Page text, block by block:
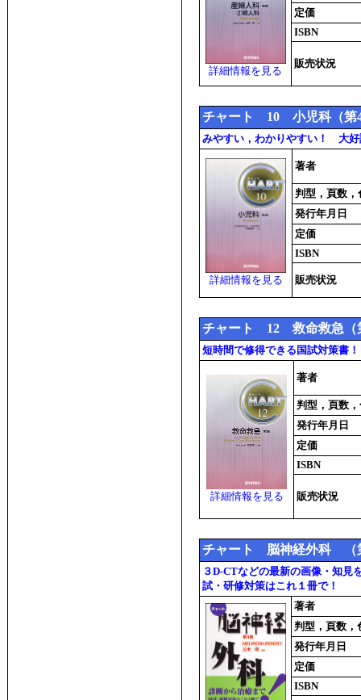
詳細情報を見る
定価
ISBN
販売状況
チャート 10 小児科（第
みやすい，わかりやすい！ 大好
詳細情報を見る
著者
判型，頁数，
発行年月日
定価
ISBN
販売状況
チャート 12 救命救急（
短時間で修得できる国試対策書
詳細情報を見る
著者
判型，頁数
発行年月日
定価
ISBN
販売状況
チャート 脳神経外科 （
３D-CTなどの最新の画像・知
試・研修対策はこれ１冊で！
著者
判型，頁数，
発行年月日
定価
ISBN